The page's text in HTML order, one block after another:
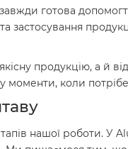
готова
продукцію, а й
коли
нашої роботи.